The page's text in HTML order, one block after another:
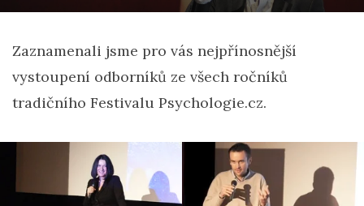
Zaznamenali jsme pro vás nejpřínosnější
vystoupení odborníků ze všech ročníků
tradičního Festivalu Psychologie.cz.